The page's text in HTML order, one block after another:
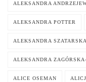
ALEKSANDRA
ALEKSANDRA POTTER
ALEKSANDRA SZATARSKA
ALEKSANDRA
ALICE OSEMAN